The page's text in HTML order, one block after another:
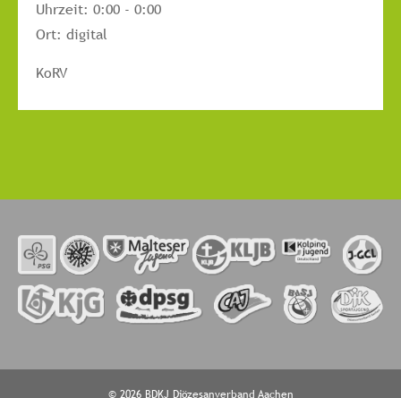
Uhrzeit: 0:00 - 0:00
Ort: digital
KoRV
© 2026 BDKJ Diözesanverband Aachen